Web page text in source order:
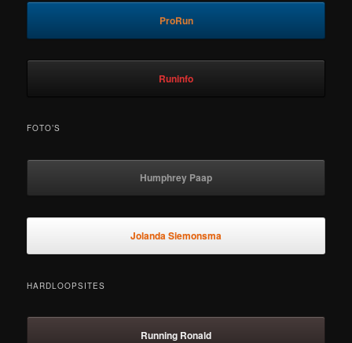
ProRun
Runinfo
FOTO’S
Humphrey Paap
Jolanda Siemonsma
HARDLOOPSITES
Running Ronald